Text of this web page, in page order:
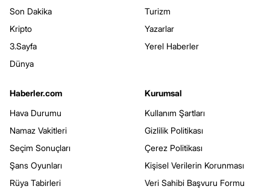
Son Dakika
Kripto
3.Sayfa
Dünya
Turizm
Yazarlar
Yerel Haberler
Haberler.com
Hava Durumu
Namaz Vakitleri
Seçim Sonuçları
Şans Oyunları
Rüya Tabirleri
Kurumsal
Kullanım Şartları
Gizlilik Politikası
Çerez Politikası
Kişisel Verilerin Korunması
Veri Sahibi Başvuru Formu